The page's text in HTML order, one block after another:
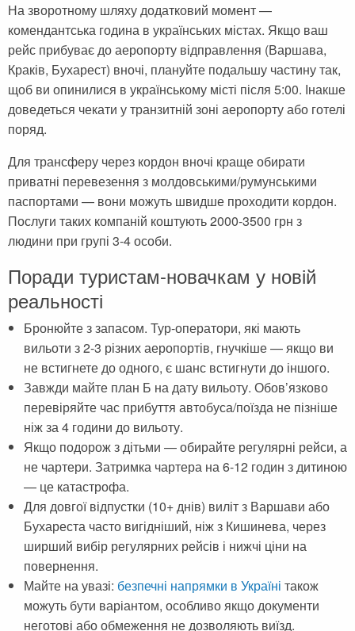
На зворотному шляху додатковий момент —
комендантська година в українських містах. Якщо ваш
рейс прибуває до аеропорту відправлення (Варшава,
Краків, Бухарест) вночі, плануйте подальшу частину так,
щоб ви опинилися в українському місті після 5:00. Інакше
доведеться чекати у транзитній зоні аеропорту або готелі
поряд.
Для трансферу через кордон вночі краще обирати
приватні перевезення з молдовськими/румунськими
паспортами — вони можуть швидше проходити кордон.
Послуги таких компаній коштують 2000-3500 грн з
людини при групі 3-4 особи.
Поради туристам-новачкам у новій
реальності
Бронюйте з запасом. Тур-оператори, які мають
вильоти з 2-3 різних аеропортів, гнучкіше — якщо ви
не встигнете до одного, є шанс встигнути до іншого.
Завжди майте план Б на дату вильоту. Обов’язково
перевіряйте час прибуття автобуса/поїзда не пізніше
ніж за 4 години до вильоту.
Якщо подорож з дітьми — обирайте регулярні рейси, а
не чартери. Затримка чартера на 6-12 годин з дитиною
— це катастрофа.
Для довгої відпустки (10+ днів) виліт з Варшави або
Бухареста часто вигідніший, ніж з Кишинева, через
ширший вибір регулярних рейсів і нижчі ціни на
повернення.
Майте на увазі: безпечні напрямки в Україні також
можуть бути варіантом, особливо якщо документи
неготові або обмеження не дозволяють виїзд.